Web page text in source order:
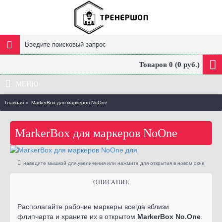
Товаров 0 (0 руб.)
МЕНЮ
Главная MarkerBox для маркеров NoOne
MarkerBox для маркеров NoOne
наведите мышкой для увеличения или нажмите для открытия в новом окне
ОПИСАНИЕ
Располагайте рабочие маркеры всегда вблизи
флипчарта и храните их в открытом MarkerBox No.One